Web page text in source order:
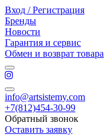
Вход / Регистрация
Бренды
Новости
Гарантия и сервис
Обмен и возврат товара
info@artsistemy.com
+7(812)454-30-99
Обратный звонок
Оставить заявку